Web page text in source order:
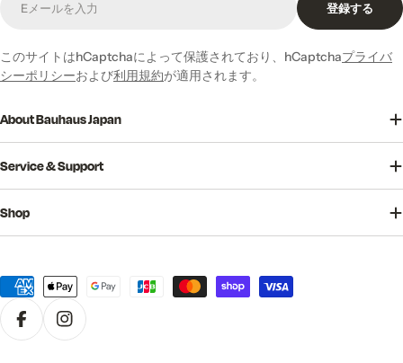
登録する
このサイトはhCaptchaによって保護されており、hCaptchaプライバ
シーポリシーおよび利用規約が適用されます。
About Bauhaus Japan
Service & Support
Shop
済
法